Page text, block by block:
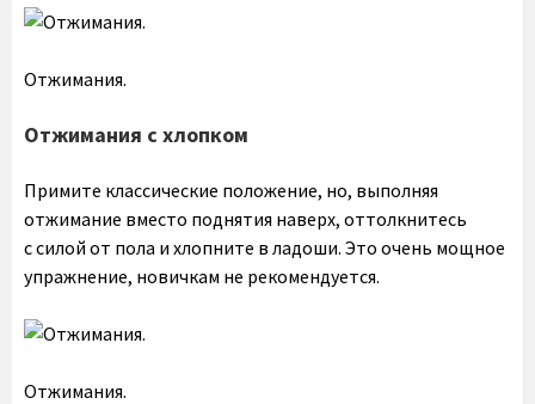
Отжимания.
Отжимания с хлопком
Примите классические положение, но, выполняя
отжимание вместо поднятия наверх, оттолкнитесь
с силой от пола и хлопните в ладоши. Это очень мощное
упражнение, новичкам не рекомендуется.
Отжимания.